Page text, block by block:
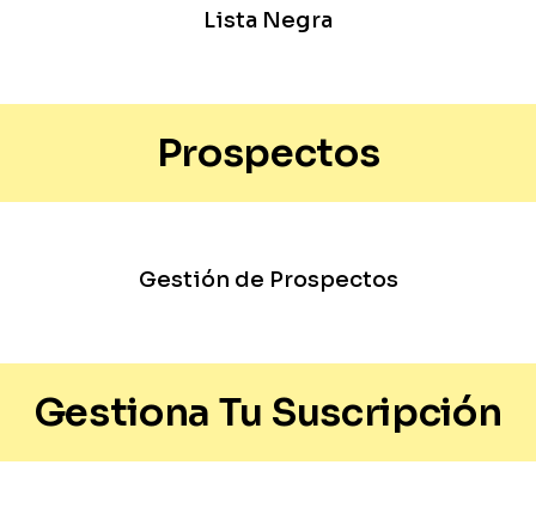
Lista Negra
Prospectos
Gestión de Prospectos
Gestiona Tu Suscripción